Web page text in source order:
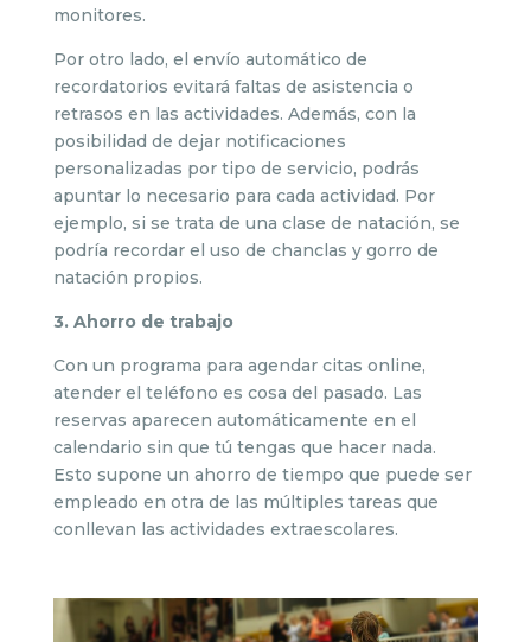
monitores.
Por otro lado, el envío automático de
recordatorios evitará faltas de asistencia o
retrasos en las actividades. Además, con la
posibilidad de dejar notificaciones
personalizadas por tipo de servicio, podrás
apuntar lo necesario para cada actividad. Por
ejemplo, si se trata de una clase de natación, se
podría recordar el uso de chanclas y gorro de
natación propios.
3. Ahorro de trabajo
Con un programa para agendar citas online,
atender el teléfono es cosa del pasado. Las
reservas aparecen automáticamente en el
calendario sin que tú tengas que hacer nada.
Esto supone un ahorro de tiempo que puede ser
empleado en otra de las múltiples tareas que
conllevan las actividades extraescolares.